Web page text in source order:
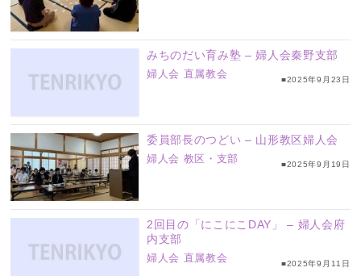
みちのだい育み塾 – 婦人会秦野支部
婦人会 直属教会 ■2025年9月23日
委員部長のつどい – 山形教区婦人会
婦人会 教区・支部 ■2025年9月19日
2回目の「にこにこDAY」 – 婦人会府
内支部
婦人会 直属教会 ■2025年9月11日